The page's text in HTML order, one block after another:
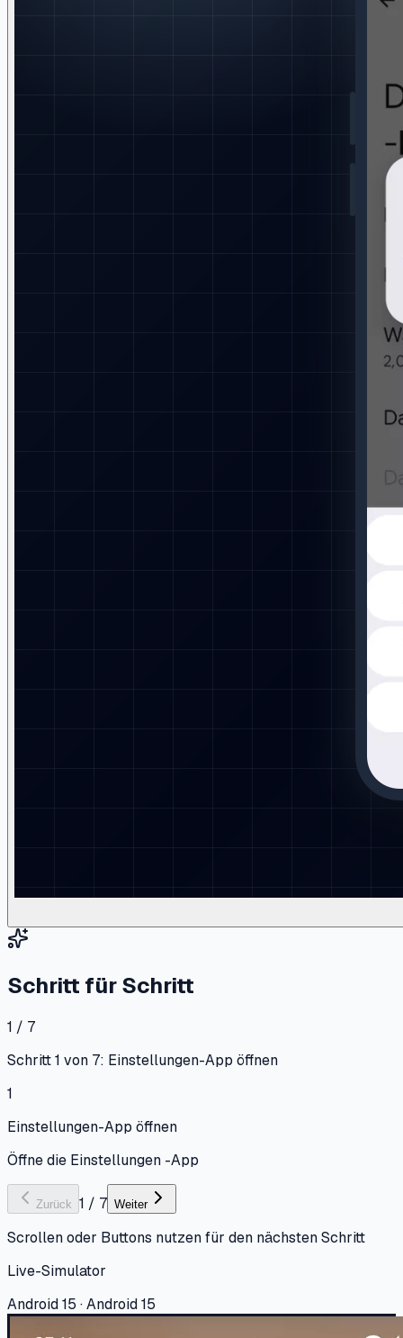
Schritt für Schritt
1 / 7
Schritt 1 von 7: Einstellungen-App öffnen
1
Einstellungen-App öffnen
Öffne die Einstellungen -App
Zurück 1 / 7 Weiter
Scrollen oder Buttons nutzen für den nächsten Schritt
Live-Simulator
Android 15 · Android 15